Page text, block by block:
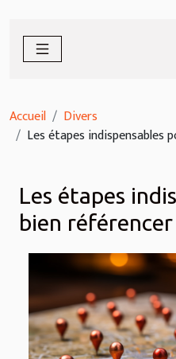
Accueil
Divers
Les étapes indispensables
Les étapes
bien